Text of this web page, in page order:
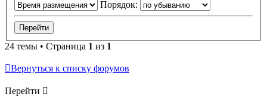
Порядок:
24 темы • Страница 1 из 1
Вернуться к списку форумов
Перейти